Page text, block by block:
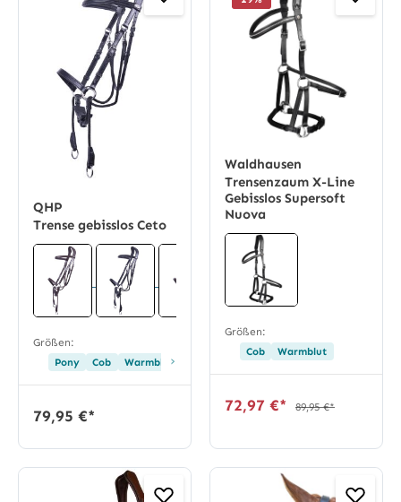
QHP
Trense gebisslos Ceto
Größen:
Pony
Cob Warmblut›
79,95 €*
Waldhausen
Trensenzaum X-Line
Gebisslos Supersoft
Nuova
Größen:
Cob
Warmblut
72,97 €* 89,95 €*